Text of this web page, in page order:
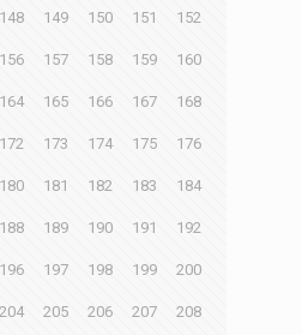
148 149 150 151 152
156 157 158 159 160
164 165 166 167 168
172 173 174 175 176
180 181 182 183 184
188 189 190 191 192
196 197 198 199 200
204 205 206 207 208